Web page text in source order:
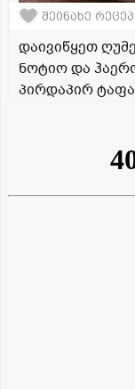
შეინახე
დაივიწყეთ
ნოტიო და
პირდაპირ